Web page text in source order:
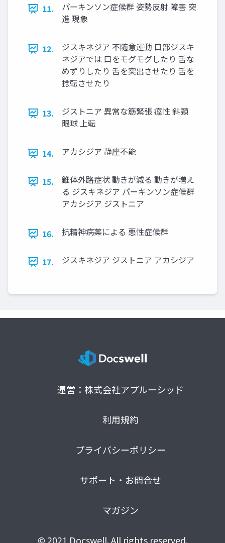
11.
パーキンソン症候群 姿勢反射 障害 突
進 現象
12.
ジスキネジア 不随意運動 口部ジスキ
ネジアでは 口をモグモグしたり 舌な
めずりしたり 舌を突出させたり 舌を
捻転させたり
13.
ジストニア 異常な筋緊張 痙性 斜頸
眼球 上転
14. アカシジア 静座不能
15.
錐体外路症状 動きが減る 動きが増え
る ジスキネジア パーキンソン症候群
アカシジア ジストニア
16. 抗精神病薬による 悪性症候群
17. ジスキネジア ジストニア アカシジア
運営：株式会社アプルーシッド
利用規約
プライバシーポリシー
サポート・お問合せ
マガジン
© 2021 Docswell. All rights reserved.